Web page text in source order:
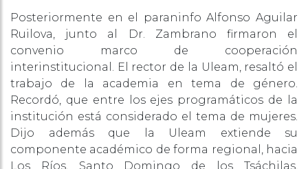
Posteriormente en el paraninfo Alfonso Aguilar
Ruilova, junto al Dr. Zambrano firmaron el
convenio marco de cooperación
interinstitucional. El rector de la Uleam, resaltó el
trabajo de la academia en tema de género.
Recordó, que entre los ejes programáticos de la
institución está considerado el tema de mujeres.
Dijo además que la Uleam extiende su
componente académico de forma regional, hacia
Los Ríos, Santo Domingo de los Tsáchilas,